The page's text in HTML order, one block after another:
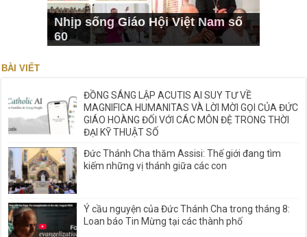
Nhịp sống Giáo Hội Việt Nam số
60
BÀI VIẾT
ĐỒNG SÁNG LẬP ACUTIS AI SUY TƯ VỀ
MAGNIFICA HUMANITAS VÀ LỜI MỜI GỌI CỦA ĐỨC
GIÁO HOÀNG ĐỐI VỚI CÁC MÔN ĐỆ TRONG THỜI
ĐẠI KỸ THUẬT SỐ
Đức Thánh Cha thăm Assisi: Thế giới đang tìm
kiếm những vị thánh giữa các con
Ý cầu nguyện của Đức Thánh Cha trong tháng 8:
Loan báo Tin Mừng tại các thành phố